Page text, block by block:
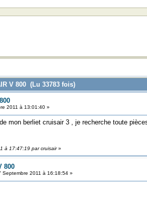
V 800 (Lu 33783 fois)
2011 à 13:01:40 »
mon berliet cruisair 3 , je recherche toute
à 17:47:19 par cruisair»
800
2011 à 16:18:54 »